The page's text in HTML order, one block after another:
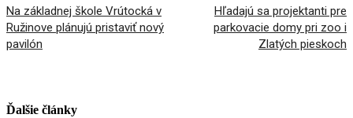
Na základnej škole Vrútocká v
Ružinove plánujú pristaviť nový
pavilón
Hľadajú sa projektanti pre
parkovacie domy pri zoo i
Zlatých pieskoch
Ďalšie články